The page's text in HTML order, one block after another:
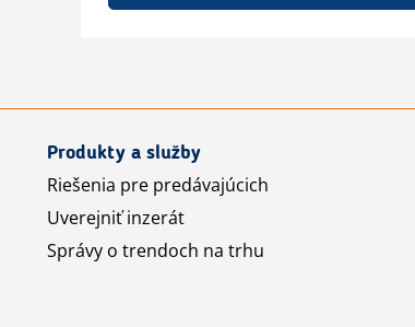
Produkty a služby
Riešenia pre predávajúcich
Uverejniť inzerát
Správy o trendoch na trhu